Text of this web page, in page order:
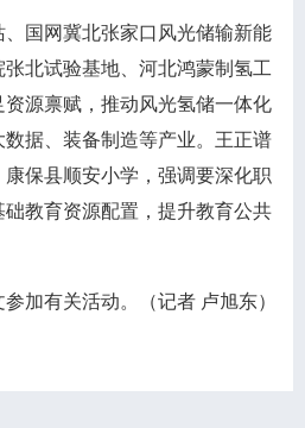
国网冀北张家口风光储输新能
北试验基地、河北鸿蒙制氢工
源禀赋，推动风光氢储一体化
据、装备制造等产业。王正谱
保县顺安小学，强调要深化职
教育资源配置，提升教育公共
有关活动。（记者 卢旭东）